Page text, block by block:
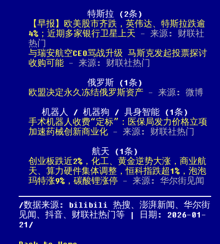
特斯拉 (2条)
【早报】欧美股市齐跌，英伟达、特斯拉跌逾
4%；近期多家银行卫星上天 - 来源: 财联社
热门
与瑞安航空CEO骂战升级 马斯克发起投票探讨
收购可能 - 来源: 财联社热门
俄罗斯 (1条)
欧盟决定永久冻结俄罗斯资产 - 来源: 微博
机器人 / 机器狗 / 具身智能 (1条)
手术机器人收费“定标”：医保局发力价格立项
加速药械创新商业化 - 来源: 财联社热门
航天 (1条)
创业板跌近2%，化工、黄金逆势大涨，商业航
天、算力硬件集体调整，恒科指跌超1%，泡泡
玛特涨9%，碳酸锂涨停 - 来源: 华尔街见闻
数据来源: bilibili 热搜、澎湃新闻、华尔街
见闻、抖音、财联社热门等 | 日期: 2026-01-
21